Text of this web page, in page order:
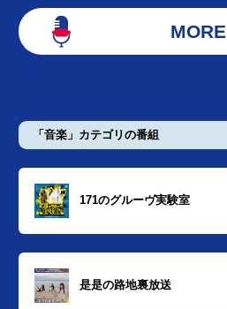
MORE
「音楽」カテゴリの番組
171のグルーヴ実験室
是是の路地裏放送